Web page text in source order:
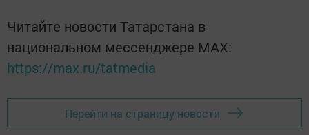
Читайте новости Татарстана в
национальном мессенджере MАХ:
https://max.ru/tatmedia
Перейти на страницу новости